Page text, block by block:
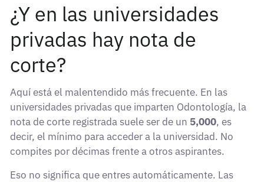
¿Y en las universidades
privadas hay nota de
corte?
Aquí está el malentendido más frecuente. En las
universidades privadas que imparten Odontología, la
nota de corte registrada suele ser de un 5,000, es
decir, el mínimo para acceder a la universidad. No
compites por décimas frente a otros aspirantes.
Eso no significa que entres automáticamente. Las